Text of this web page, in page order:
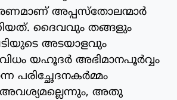
അപ്പസ്‌തോലന്മാര്‍
ദൈവവും തങ്ങളും
അടയാളവും
യഹൂദര്‍ അഭിമാനപൂര്‍വ്വം
പരിച്ഛേദനകര്‍മ്മം
അവശ്യമല്ലെന്നും, അതു